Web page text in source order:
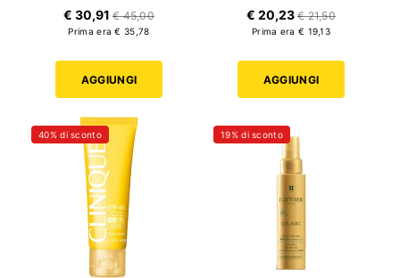
€ 30,91 € 45,00
Prima era € 35,78
AGGIUNGI
€ 20,23 € 21,50
Prima era € 19,13
AGGIUNGI
40% di sconto 19% di sconto